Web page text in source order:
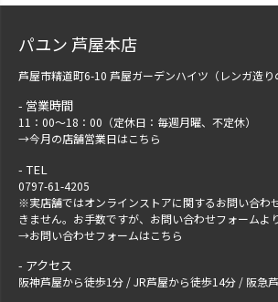
パユン 芦屋本店
芦屋市精道町6-10 芦屋ガーデンハイツ（レンガ造り
営業時間
11：00～18：00（定休日：毎週月曜、不定休）
→今月の店舗営業日はこちら
TEL
0797-61-4205
※実店舗ではオンラインストアに関するお問い合わ
きません。お手数ですが、 お問い合わせフォームよ
→お問い合わせフォームはこちら
アクセス
阪神芦屋から徒歩1分 / JR芦屋から徒歩14分 / 阪急